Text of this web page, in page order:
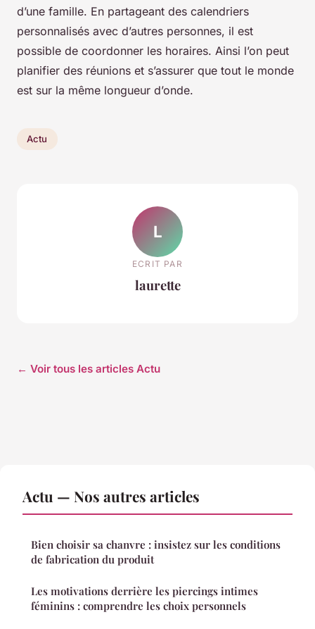
d’une famille. En partageant des calendriers
personnalisés avec d’autres personnes, il est
possible de coordonner les horaires. Ainsi l’on peut
planifier des réunions et s’assurer que tout le monde
est sur la même longueur d’onde.
Actu
L
ECRIT PAR
laurette
← Voir tous les articles Actu
Actu — Nos autres articles
Bien choisir sa chanvre : insistez sur les conditions
de fabrication du produit
Les motivations derrière les piercings intimes
féminins : comprendre les choix personnels